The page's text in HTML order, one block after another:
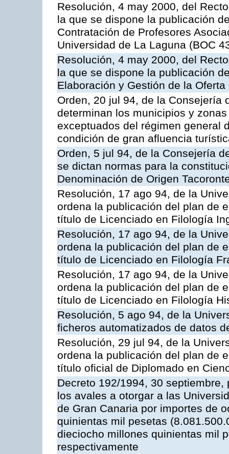
Resolución, 4 may 2000, del
la que se dispone la publicación
Contratación de Profesores
Universidad de La Laguna (BOC
Resolución, 4 may 2000, del
la que se dispone la publicación
Elaboración y Gestión de la
Orden, 20 jul 94, de la Consejería
determinan los municipios y
exceptuados del régimen general
condición de gran afluencia
Orden, 5 jul 94, de la Consejería
se dictan normas para la
Denominación de Origen
Resolución, 17 ago 94, de la
ordena la publicación del plan de
título de Licenciado en Filología
Resolución, 17 ago 94, de la
ordena la publicación del plan de
título de Licenciado en Filología
Resolución, 17 ago 94, de la
ordena la publicación del plan de
título de Licenciado en Filología
Resolución, 5 ago 94, de la
ficheros automatizados de datos
Resolución, 29 jul 94, de la
ordena la publicación del plan de
título oficial de Diplomado en
Decreto 192/1994, 30
los avales a otorgar a las
de Gran Canaria por importes de
quinientas mil pesetas
dieciocho millones quinientas mil
respectivamente